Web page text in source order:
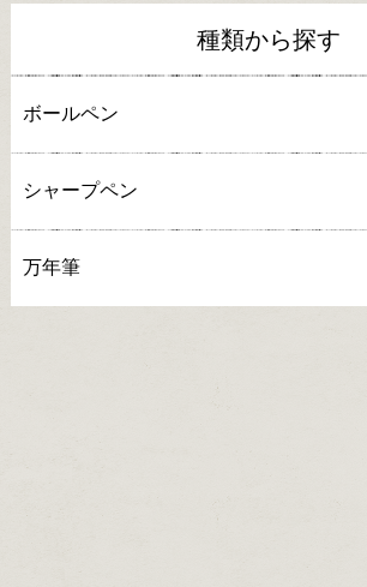
種類から探す
ボールペン
シャープペン
万年筆